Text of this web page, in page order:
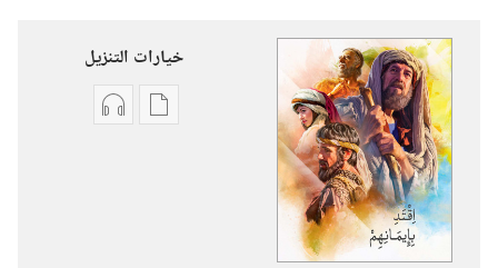
خيارات التنزيل
خياراتخيارات